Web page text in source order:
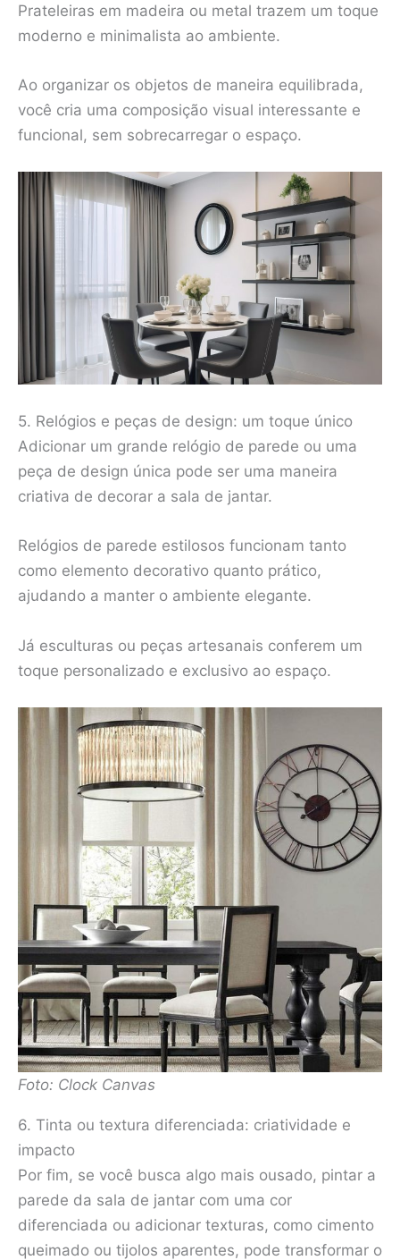
Prateleiras em madeira ou metal trazem um toque
moderno e minimalista ao ambiente.
Ao organizar os objetos de maneira equilibrada,
você cria uma composição visual interessante e
funcional, sem sobrecarregar o espaço.
5. Relógios e peças de design: um toque único
Adicionar um grande relógio de parede ou uma
peça de design única pode ser uma maneira
criativa de decorar a sala de jantar.
Relógios de parede estilosos funcionam tanto
como elemento decorativo quanto prático,
ajudando a manter o ambiente elegante.
Já esculturas ou peças artesanais conferem um
toque personalizado e exclusivo ao espaço.
Foto: Clock Canvas
6. Tinta ou textura diferenciada: criatividade e
impacto
Por fim, se você busca algo mais ousado, pintar a
parede da sala de jantar com uma cor
diferenciada ou adicionar texturas, como cimento
queimado ou tijolos aparentes, pode transformar o